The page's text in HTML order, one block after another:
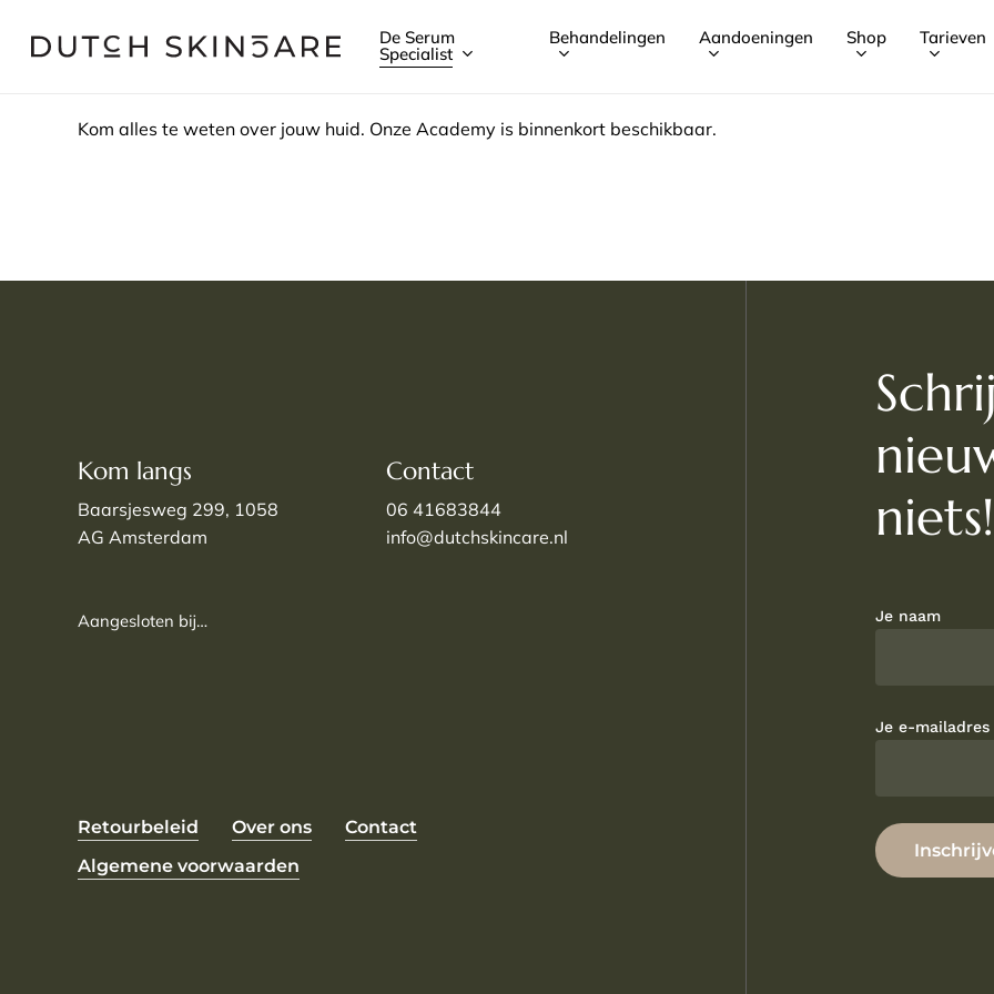
De Serum
Specialist
Behandelingen Aandoeningen Shop Tarieven
Kom alles te weten over jouw huid. Onze Academy is binnenkort beschikbaar.
Kom langs
Baarsjesweg 299, 1058
AG Amsterdam
Contact
06 41683844
info@dutchskincare.nl
Aangesloten bij…
Retourbeleid Over ons
Contact
Algemene voorwaarden
niets!
Je naam
Je e-mailadres